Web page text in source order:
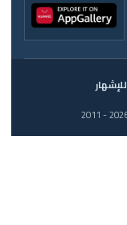
للإشهار